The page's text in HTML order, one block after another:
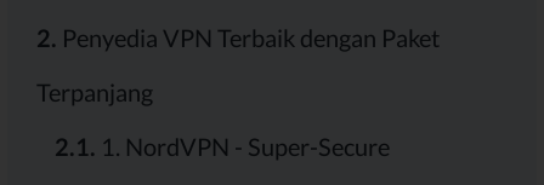
2. Penyedia VPN Terbaik dengan Paket
Terpanjang
2.1. 1. NordVPN - Super-Secure